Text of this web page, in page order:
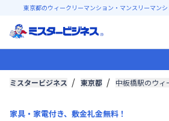
東京都のウィークリーマンション・マンスリーマン
ミスタービジネス 東京都 中板橋駅のウ
家具・家電付き、敷金礼金無料！